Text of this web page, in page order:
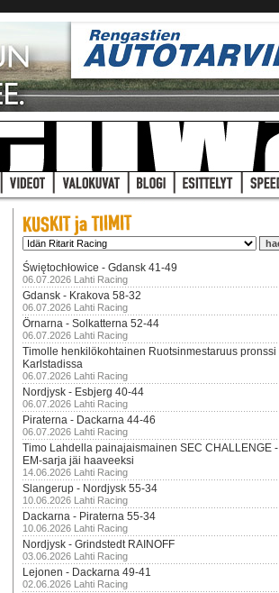
Świętochłowice - Gdansk 41-49
06.07.2026 Lahti Racing
Gdansk - Krakova 58-32
06.07.2026 Lahti Racing
Örnarna - Solkatterna 52-44
06.07.2026 Lahti Racing
Timolle henkilökohtainen Ruotsinmestaruus pronssi
Karlstadissa
06.07.2026 Lahti Racing
Nordjysk - Esbjerg 40-44
06.07.2026 Lahti Racing
Piraterna - Dackarna 44-46
06.07.2026 Lahti Racing
Timo Lahdella painajaismainen SEC CHALLENGE -
EM-sarja jäi haaveeksi
14.06.2026 Lahti Racing
Slangerup - Nordjysk 55-34
10.06.2026 Lahti Racing
Dackarna - Piraterna 55-34
10.06.2026 Lahti Racing
Nordjysk - Grindstedt RAINOFF
03.06.2026 Lahti Racing
Lejonen - Dackarna 49-41
02.06.2026 Lahti Racing